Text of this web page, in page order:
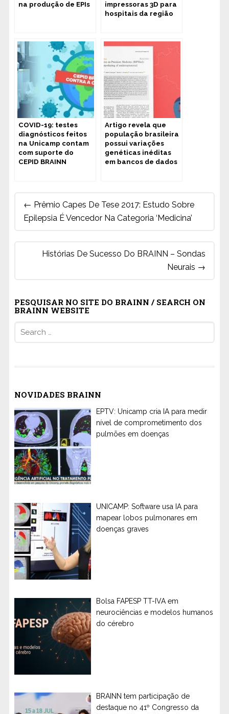
na produção de EPIs
impressoras 3D para
hospitais da região
COVID-19: testes
diagnósticos feitos
na Unicamp contam
com suporte do
CEPID BRAINN
Artigo revela que
população brasileira
possui variações
genéticas inéditas
em bancos de dados
Post
navigation
← Prêmio Capes De Tese 2017: Estudo Sobre
Epilepsia É Vencedor Na Categoria ‘Medicina’
Histórias De Sucesso Do BRAINN – Sondas
Neurais →
PESQUISAR NO SITE DO BRAINN / SEARCH ON
BRAINN WEBSITE
NOVIDADES BRAINN
EPTV: Unicamp cria IA para medir
nível de comprometimento dos
pulmões em doenças
UNICAMP: Software usa IA para
mapear lobos pulmonares em
doenças graves
Bolsa FAPESP TT-IVA em
neurociências e modelos humanos
do cérebro
BRAINN tem participação de
destaque no 41º Congresso da